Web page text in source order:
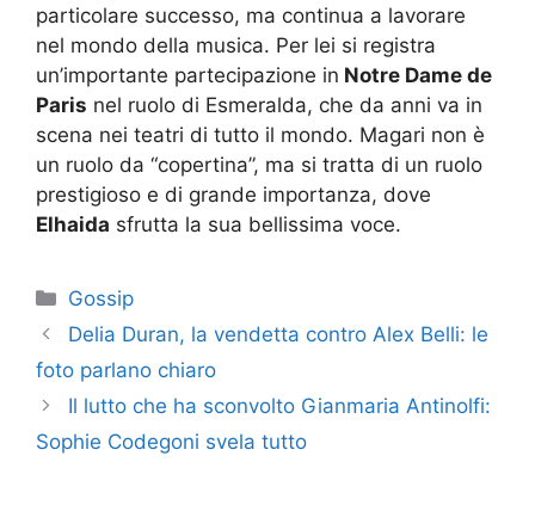
particolare successo, ma continua a lavorare
nel mondo della musica. Per lei si registra
un’importante partecipazione in Notre Dame de
Paris nel ruolo di Esmeralda, che da anni va in
scena nei teatri di tutto il mondo. Magari non è
un ruolo da “copertina”, ma si tratta di un ruolo
prestigioso e di grande importanza, dove
Elhaida sfrutta la sua bellissima voce.
Categorie
Gossip
Delia Duran, la vendetta contro Alex Belli: le
foto parlano chiaro
Il lutto che ha sconvolto Gianmaria Antinolfi:
Sophie Codegoni svela tutto